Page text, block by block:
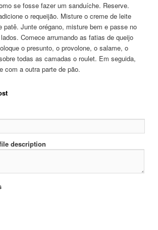
se fosse fazer um sanduíche. Reserve.
o requeijão. Misture o creme de leite
patê. Junte orégano, misture bem e passe no
Comece arrumando as fatias de queijo
o presunto, o provolone, o salame, o
todas as camadas o roulet. Em seguida,
com a outra parte de pão.
description